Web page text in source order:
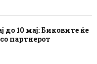
до 10 мај: Биковите ќе
партнерот